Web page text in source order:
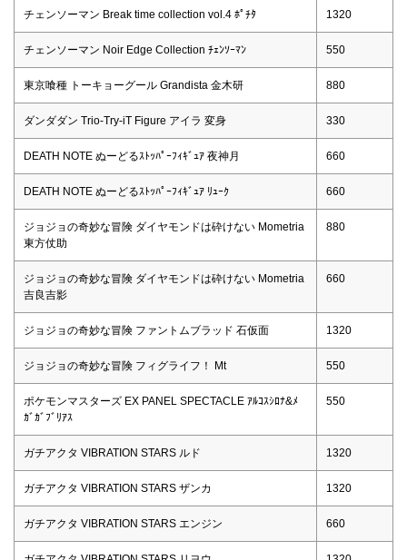
チェンソーマン Break time collection vol.4 ﾎﾟﾁﾀ 1320
チェンソーマン Noir Edge Collection ﾁｪﾝｿｰﾏﾝ 550
東京喰種 トーキョーグール Grandista 金木研 880
ダンダダン Trio-Try-iT Figure アイラ 変身 330
DEATH NOTE ぬーどるｽﾄｯﾊﾟｰﾌｨｷﾞｭｱ 夜神月 660
DEATH NOTE ぬーどるｽﾄｯﾊﾟｰﾌｨｷﾞｭｱ ﾘｭｰｸ 660
ジョジョの奇妙な冒険 ダイヤモンドは砕けない Mometria
東方仗助
880
ジョジョの奇妙な冒険 ダイヤモンドは砕けない Mometria
吉良吉影
660
ジョジョの奇妙な冒険 ファントムブラッド 石仮面 1320
ジョジョの奇妙な冒険 フィグライフ！ Mt 550
ポケモンマスターズ EX PANEL SPECTACLE ｱﾙｺｽｼﾛﾅ&ﾒ
ｶﾞｶﾞﾌﾞﾘｱｽ
550
ガチアクタ VIBRATION STARS ルド 1320
ガチアクタ VIBRATION STARS ザンカ 1320
ガチアクタ VIBRATION STARS エンジン 660